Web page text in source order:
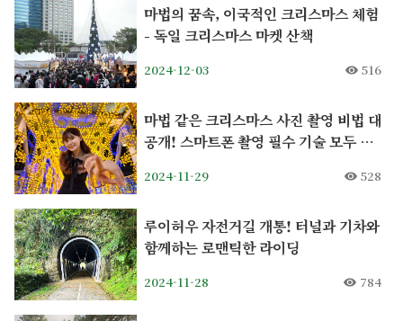
마법의 꿈속, 이국적인 크리스마스 체험
- 독일 크리스마스 마켓 산책
2024-12-03 516
마법 같은 크리스마스 사진 촬영 비법 대
공개! 스마트폰 촬영 필수 기술 모두 공
2024-11-29 528
루이허우 자전거길 개통! 터널과 기차와
함께하는 로맨틱한 라이딩
2024-11-28 784